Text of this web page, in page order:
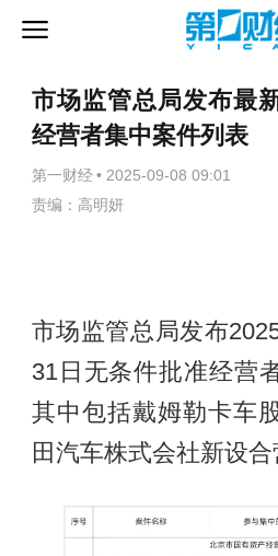
市场监管总局发布最
经营者集中案件列表
第一财经 • 2025-09-08 09:01
责编：高明妍
市场监管总局发布
31日无条件批准经营
其中包括戴姆勒卡车
田汽车株式会社新设合